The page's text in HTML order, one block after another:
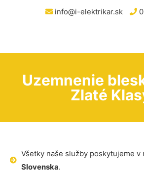
info@i-elektrikar.sk
Uzemnenie
Zlaté
Všetky naše služby poskytujeme v
Slovenska.